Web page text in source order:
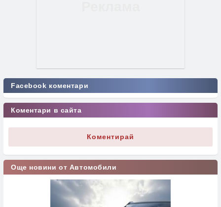
Facebook коментари
Коментари в сайта
Коментирай
Още новини от Автомобили